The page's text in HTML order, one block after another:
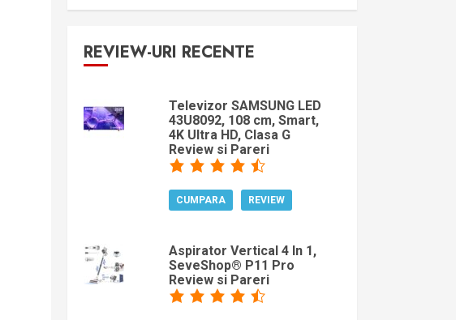
REVIEW-URI RECENTE
Televizor SAMSUNG LED
43U8092, 108 cm, Smart,
4K Ultra HD, Clasa G
Review si Pareri
CUMPARA REVIEW
Aspirator Vertical 4 In 1,
SeveShop® P11 Pro
Review si Pareri